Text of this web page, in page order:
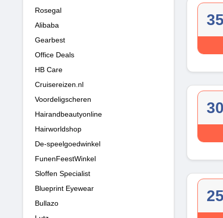
Rosegal
Alibaba
Gearbest
Office Deals
HB Care
Cruisereizen.nl
Voordeligscheren
Hairandbeautyonline
Hairworldshop
De-speelgoedwinkel
FunenFeestWinkel
Sloffen Specialist
Blueprint Eyewear
Bullazo